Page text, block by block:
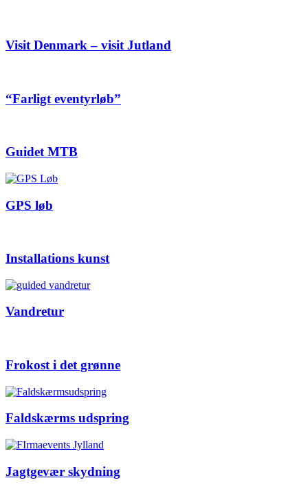
Visit Denmark – visit Jutland
“Farligt eventyrløb”
Guidet MTB
GPS løb
Installations kunst
Vandretur
Frokost i det grønne
Faldskærms udspring
Jagtgevær skydning